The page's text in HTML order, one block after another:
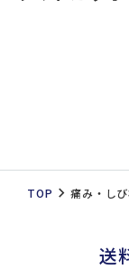
TOP 痛み・し
送